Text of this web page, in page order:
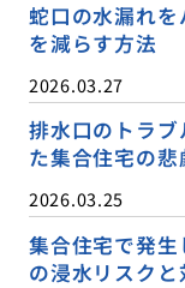
蛇口の水漏れ
を減らす方法
2026.03.27
排水口のトラ
た集合住宅の悲
2026.03.25
集合住宅で発
の浸水リスクと